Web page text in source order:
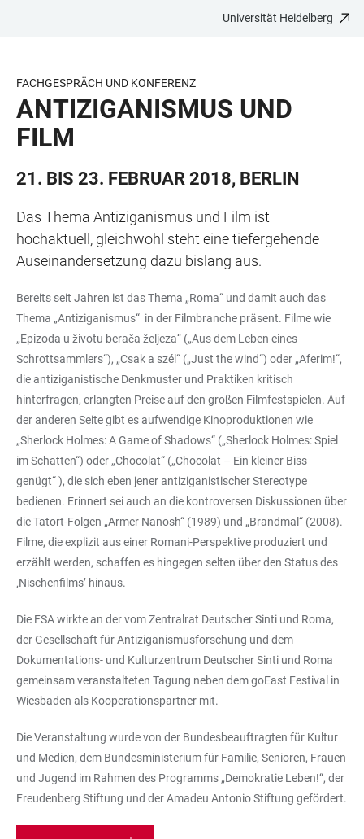
BARRIEREFREIHEIT
Universität Heidelberg
FACHGESPRÄCH UND KONFERENZ
ANTIZIGANISMUS UND
FILM
21. BIS 23. FEBRUAR 2018, BERLIN
Das Thema Antiziganismus und Film ist
hochaktuell, gleichwohl steht eine tiefergehende
Auseinandersetzung dazu bislang aus.
Bereits seit Jahren ist das Thema „Roma“ und damit auch das
Thema „Antiziganismus“ in der Filmbranche präsent. Filme wie
„Epizoda u životu berača željeza“ („Aus dem Leben eines
Schrottsammlers“), „Csak a szél“ („Just the wind“) oder „Aferim!“,
die antiziganistische Denkmuster und Praktiken kritisch
hinterfragen, erlangten Preise auf den großen Filmfestspielen. Auf
der anderen Seite gibt es aufwendige Kinoproduktionen wie
„Sherlock Holmes: A Game of Shadows“ („Sherlock Holmes: Spiel
im Schatten“) oder „Chocolat“ („Chocolat – Ein kleiner Biss
genügt“ ), die sich eben jener antiziganistischer Stereotype
bedienen. Erinnert sei auch an die kontroversen Diskussionen über
die Tatort-Folgen „Armer Nanosh“ (1989) und „Brandmal“ (2008).
Filme, die explizit aus einer Romani-Perspektive produziert und
erzählt werden, schaffen es hingegen selten über den Status des
‚Nischenfilms’ hinaus.
Die FSA wirkte an der vom Zentralrat Deutscher Sinti und Roma,
der Gesellschaft für Antiziganismusforschung und dem
Dokumentations- und Kulturzentrum Deutscher Sinti und Roma
gemeinsam veranstalteten Tagung neben dem goEast Festival in
Wiesbaden als Kooperationspartner mit.
Die Veranstaltung wurde von der Bundesbeauftragten für Kultur
und Medien, dem Bundesministerium für Familie, Senioren, Frauen
und Jugend im Rahmen des Programms „Demokratie Leben!“, der
Freudenberg Stiftung und der Amadeu Antonio Stiftung gefördert.